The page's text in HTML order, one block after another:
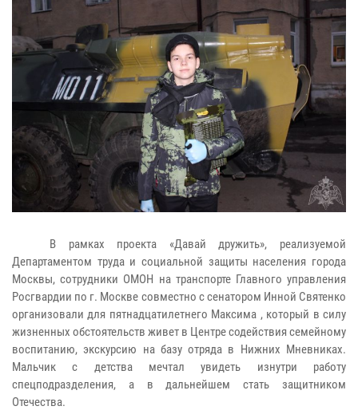
В рамках проекта «Давай дружить», реализуемой
Департаментом труда и социальной защиты населения города
Москвы, сотрудники ОМОН на транспорте Главного управления
Росгвардии по г. Москве совместно с сенатором Инной Святенко
организовали для пятнадцатилетнего Максима , который в силу
жизненных обстоятельств живет в Центре содействия семейному
воспитанию, экскурсию на базу отряда в Нижних Мневниках.
Мальчик с детства мечтал увидеть изнутри работу
спецподразделения, а в дальнейшем стать защитником
Отечества.